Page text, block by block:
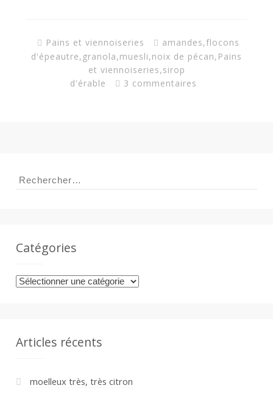
Pains et viennoiseries amandes,flocons
d'épeautre, granola,muesli,noix de pécan, Pains
et viennoiseries,sirop
d'érable
3 commentaires
Rechercher :
Catégories
Catégories
Articles récents
moelleux très, très citron